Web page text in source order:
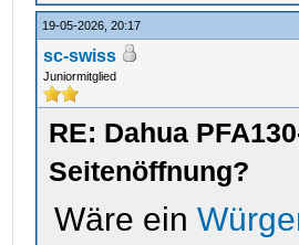
19-05-2026, 20:17
sc-swiss
Juniormitglied
RE: Dahua
Seitenöffnung?
Wäre ein